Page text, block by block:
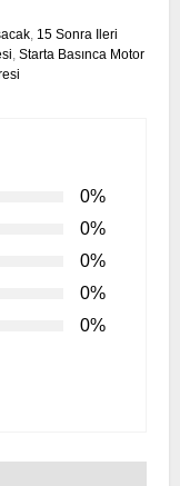
15 Sonra Ileri
Starta Basınca Motor
0%
0%
0%
0%
0%